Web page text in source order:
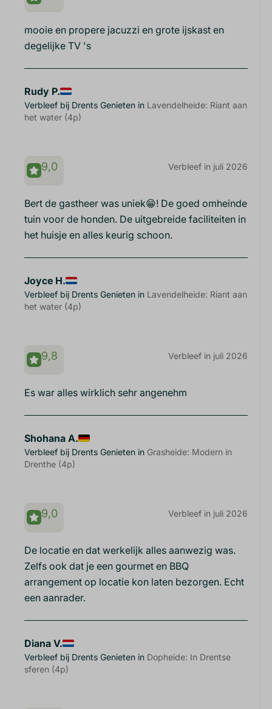
mooie en propere jacuzzi en grote ijskast en
degelijke TV 's
Rudy P.
Verbleef bij Drents Genieten in Lavendelheide: Riant aan
het water (4p)
9,0 Verbleef in juli 2026
Bert de gastheer was uniek😁! De goed omheinde
tuin voor de honden. De uitgebreide faciliteiten in
het huisje en alles keurig schoon.
Joyce H.
Verbleef bij Drents Genieten in Lavendelheide: Riant aan
het water (4p)
9,8 Verbleef in juli 2026
Es war alles wirklich sehr angenehm
Shohana A.
Verbleef bij Drents Genieten in Grasheide: Modern in
Drenthe (4p)
9,0 Verbleef in juli 2026
De locatie en dat werkelijk alles aanwezig was.
Zelfs ook dat je een gourmet en BBQ
arrangement op locatie kon laten bezorgen. Echt
een aanrader.
Diana V.
Verbleef bij Drents Genieten in Dopheide: In Drentse
sferen (4p)